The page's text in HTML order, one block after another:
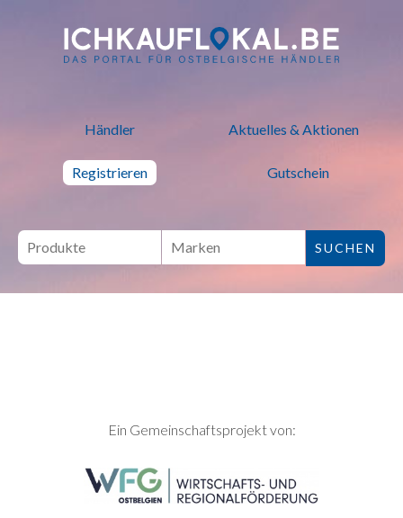
ich kauf lokal - Bei lokalen
Händler Aktuelles & Aktionen
Registrieren Gutschein
SEITENFUSSEin Gemeinschaftsprojekt von: